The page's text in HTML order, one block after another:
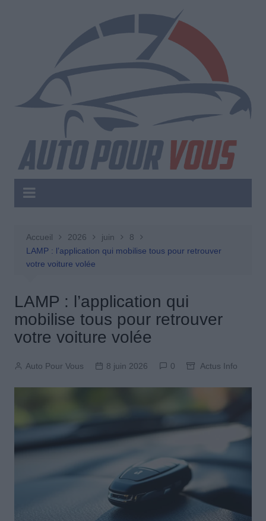
Accueil 2026 juin
8
LAMP : l’application qui mobilise tous pour retrouver
votre voiture volée
LAMP : l’application qui
mobilise tous pour retrouver
votre voiture volée
Auto Pour Vous 8 juin 2026 0 Actus Info